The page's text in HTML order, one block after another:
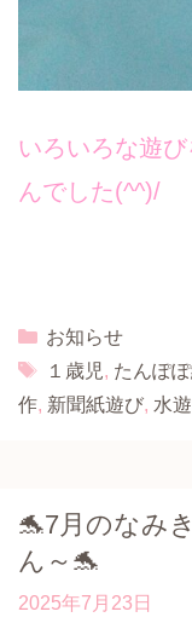
いろいろな遊
んでした(^^)/
Categories
お知らせ
Tags
１歳児, たんぽぽ
作, 新聞紙遊び, 水
🐬7月のなみ
ん～🐬
2025年7月23日